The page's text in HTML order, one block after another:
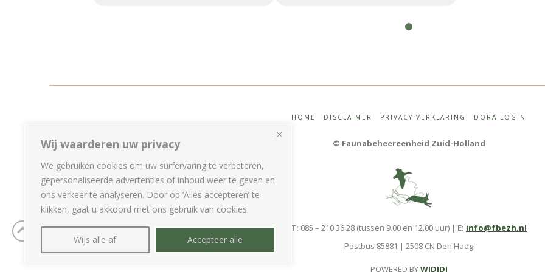
Wij waarderen uw privacy
We gebruiken cookies om uw surfervaring te verbeteren,
gepersonaliseerde advertenties of inhoud weer te geven en
ons verkeer te analyseren. Door op ‘Alles accepteren’ te
klikken, gaat u akkoord met ons gebruik van cookies.
Wijs alle af Accepteer alle
0
HOME DISCLAIMER PRIVACY VERKLARING DORA LOGIN
© Faunabeheereenheid Zuid-Holland
T: 085 – 210 36 28 (tussen 9.00 en 12.00 uur) | E: info@fbezh.nl
Postbus 85881 | 2508 CN Den Haag
POWERED BYWIDIDI